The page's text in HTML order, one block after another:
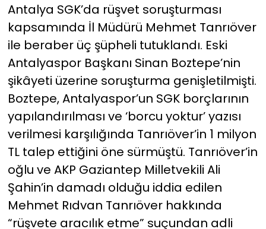
Antalya SGK’da rüşvet soruşturması
kapsamında İl Müdürü Mehmet Tanrıöver
ile beraber üç şüpheli tutuklandı. Eski
Antalyaspor Başkanı Sinan Boztepe’nin
şikâyeti üzerine soruşturma genişletilmişti.
Boztepe, Antalyaspor’un SGK borçlarının
yapılandırılması ve ‘borcu yoktur’ yazısı
verilmesi karşılığında Tanrıöver’in 1 milyon
TL talep ettiğini öne sürmüştü. Tanrıöver’in
oğlu ve AKP Gaziantep Milletvekili Ali
Şahin’in damadı olduğu iddia edilen
Mehmet Rıdvan Tanrıöver hakkında
“rüşvete aracılık etme” suçundan adli
Yurt